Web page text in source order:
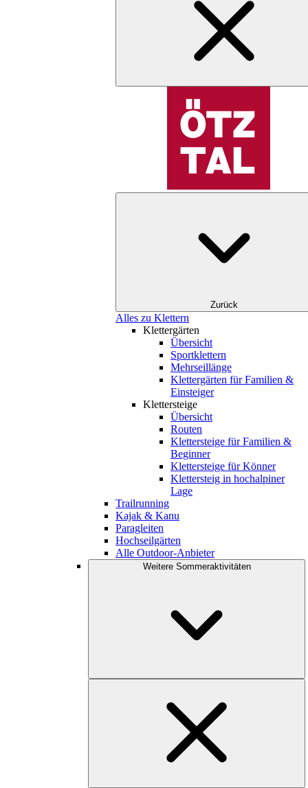
Zurück
Alles zu Klettern
Klettergärten
Übersicht
Sportklettern
Mehrseillänge
Klettergärten für Familien &
Einsteiger
Klettersteige
Übersicht
Routen
Klettersteige für Familien &
Beginner
Klettersteige für Könner
Klettersteig in hochalpiner
Lage
Trailrunning
Kajak & Kanu
Paragleiten
Hochseilgärten
Alle Outdoor-Anbieter
Weitere Sommeraktivitäten